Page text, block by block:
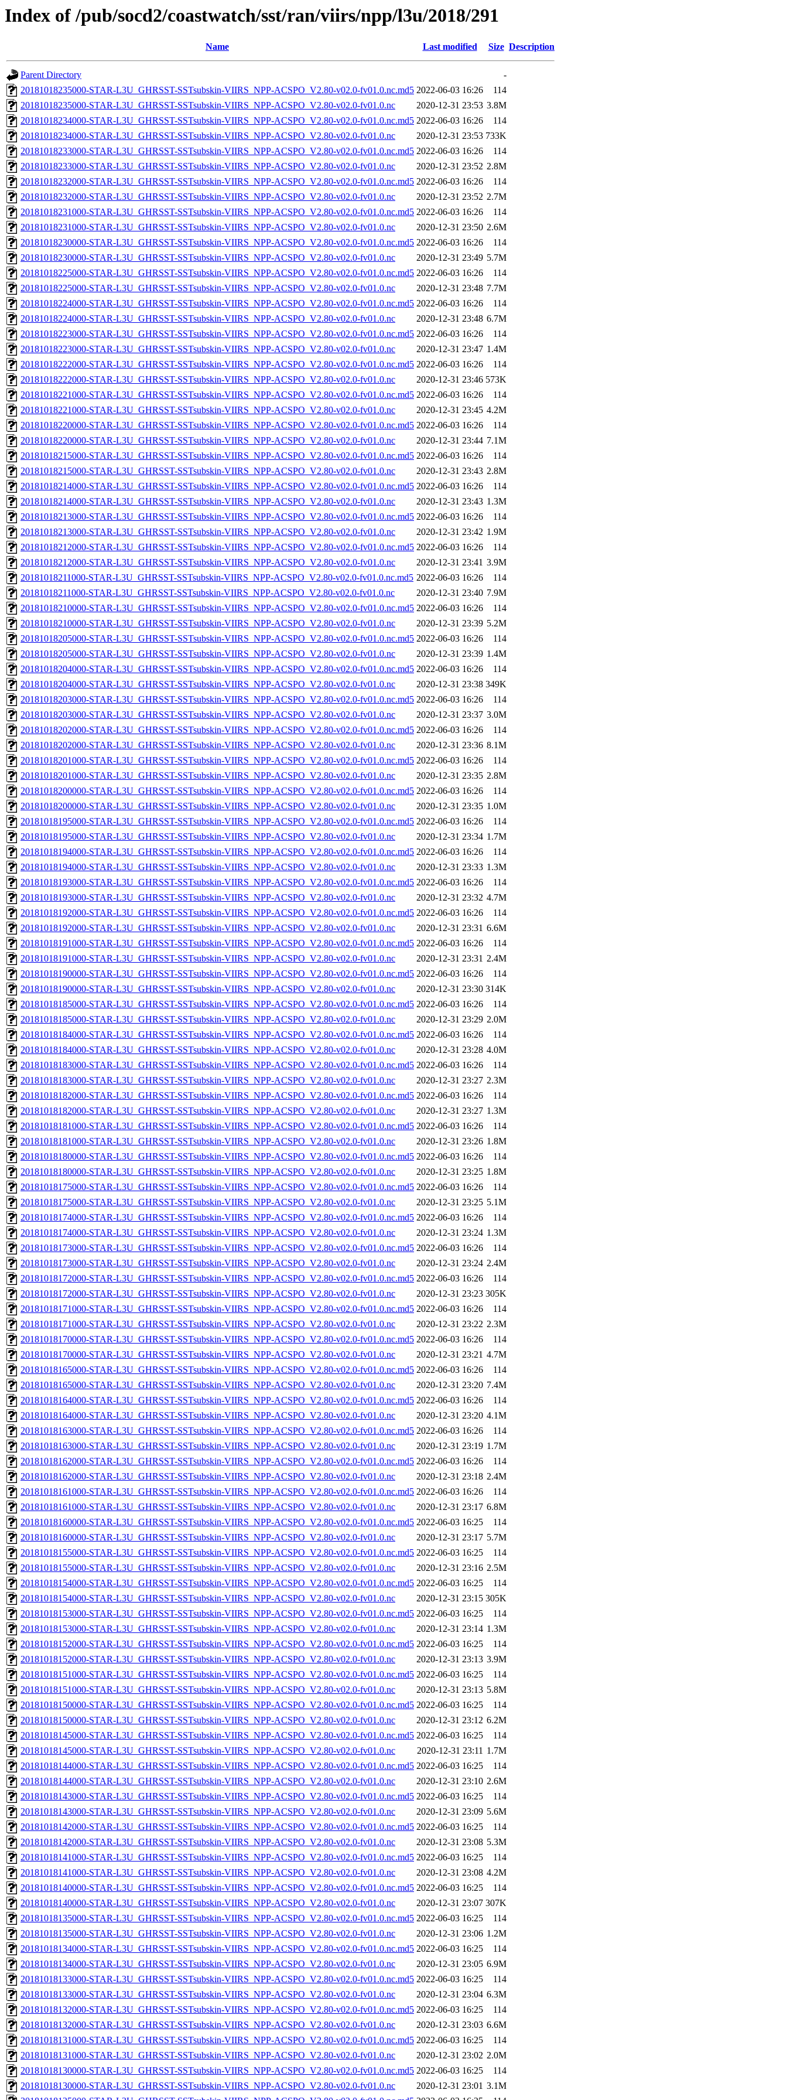
Index of /pub/socd2/coastwatch/sst/ran/viirs/npp/l3u/2018/291
Name Last modified Size Description
Parent Directory
-
20181018235000-STAR-L3U_GHRSST-SSTsubskin-VIIRS_NPP-ACSPO_V2.80-v02.0-fv01.0.nc.md5 2022-06-03 16:26
114
20181018235000-STAR-L3U_GHRSST-SSTsubskin-VIIRS_NPP-ACSPO_V2.80-v02.0-fv01.0.nc
2020-12-31 23:53 3.8M
20181018234000-STAR-L3U_GHRSST-SSTsubskin-VIIRS_NPP-ACSPO_V2.80-v02.0-fv01.0.nc.md5 2022-06-03 16:26
114
20181018234000-STAR-L3U_GHRSST-SSTsubskin-VIIRS_NPP-ACSPO_V2.80-v02.0-fv01.0.nc
2020-12-31 23:53 733K
20181018233000-STAR-L3U_GHRSST-SSTsubskin-VIIRS_NPP-ACSPO_V2.80-v02.0-fv01.0.nc.md5 2022-06-03 16:26
114
20181018233000-STAR-L3U_GHRSST-SSTsubskin-VIIRS_NPP-ACSPO_V2.80-v02.0-fv01.0.nc
2020-12-31 23:52 2.8M
20181018232000-STAR-L3U_GHRSST-SSTsubskin-VIIRS_NPP-ACSPO_V2.80-v02.0-fv01.0.nc.md5 2022-06-03 16:26
114
20181018232000-STAR-L3U_GHRSST-SSTsubskin-VIIRS_NPP-ACSPO_V2.80-v02.0-fv01.0.nc
2020-12-31 23:52 2.7M
20181018231000-STAR-L3U_GHRSST-SSTsubskin-VIIRS_NPP-ACSPO_V2.80-v02.0-fv01.0.nc.md5 2022-06-03 16:26
114
20181018231000-STAR-L3U_GHRSST-SSTsubskin-VIIRS_NPP-ACSPO_V2.80-v02.0-fv01.0.nc
2020-12-31 23:50 2.6M
20181018230000-STAR-L3U_GHRSST-SSTsubskin-VIIRS_NPP-ACSPO_V2.80-v02.0-fv01.0.nc.md5 2022-06-03 16:26
114
20181018230000-STAR-L3U_GHRSST-SSTsubskin-VIIRS_NPP-ACSPO_V2.80-v02.0-fv01.0.nc
2020-12-31 23:49 5.7M
20181018225000-STAR-L3U_GHRSST-SSTsubskin-VIIRS_NPP-ACSPO_V2.80-v02.0-fv01.0.nc.md5 2022-06-03 16:26
114
20181018225000-STAR-L3U_GHRSST-SSTsubskin-VIIRS_NPP-ACSPO_V2.80-v02.0-fv01.0.nc
2020-12-31 23:48 7.7M
20181018224000-STAR-L3U_GHRSST-SSTsubskin-VIIRS_NPP-ACSPO_V2.80-v02.0-fv01.0.nc.md5 2022-06-03 16:26
114
20181018224000-STAR-L3U_GHRSST-SSTsubskin-VIIRS_NPP-ACSPO_V2.80-v02.0-fv01.0.nc
2020-12-31 23:48 6.7M
20181018223000-STAR-L3U_GHRSST-SSTsubskin-VIIRS_NPP-ACSPO_V2.80-v02.0-fv01.0.nc.md5 2022-06-03 16:26
114
20181018223000-STAR-L3U_GHRSST-SSTsubskin-VIIRS_NPP-ACSPO_V2.80-v02.0-fv01.0.nc
2020-12-31 23:47 1.4M
20181018222000-STAR-L3U_GHRSST-SSTsubskin-VIIRS_NPP-ACSPO_V2.80-v02.0-fv01.0.nc.md5 2022-06-03 16:26
114
20181018222000-STAR-L3U_GHRSST-SSTsubskin-VIIRS_NPP-ACSPO_V2.80-v02.0-fv01.0.nc
2020-12-31 23:46 573K
20181018221000-STAR-L3U_GHRSST-SSTsubskin-VIIRS_NPP-ACSPO_V2.80-v02.0-fv01.0.nc.md5 2022-06-03 16:26
114
20181018221000-STAR-L3U_GHRSST-SSTsubskin-VIIRS_NPP-ACSPO_V2.80-v02.0-fv01.0.nc
2020-12-31 23:45 4.2M
20181018220000-STAR-L3U_GHRSST-SSTsubskin-VIIRS_NPP-ACSPO_V2.80-v02.0-fv01.0.nc.md5 2022-06-03 16:26
114
20181018220000-STAR-L3U_GHRSST-SSTsubskin-VIIRS_NPP-ACSPO_V2.80-v02.0-fv01.0.nc
2020-12-31 23:44 7.1M
20181018215000-STAR-L3U_GHRSST-SSTsubskin-VIIRS_NPP-ACSPO_V2.80-v02.0-fv01.0.nc.md5 2022-06-03 16:26
114
20181018215000-STAR-L3U_GHRSST-SSTsubskin-VIIRS_NPP-ACSPO_V2.80-v02.0-fv01.0.nc
2020-12-31 23:43 2.8M
20181018214000-STAR-L3U_GHRSST-SSTsubskin-VIIRS_NPP-ACSPO_V2.80-v02.0-fv01.0.nc.md5 2022-06-03 16:26
114
20181018214000-STAR-L3U_GHRSST-SSTsubskin-VIIRS_NPP-ACSPO_V2.80-v02.0-fv01.0.nc
2020-12-31 23:43 1.3M
20181018213000-STAR-L3U_GHRSST-SSTsubskin-VIIRS_NPP-ACSPO_V2.80-v02.0-fv01.0.nc.md5 2022-06-03 16:26
114
20181018213000-STAR-L3U_GHRSST-SSTsubskin-VIIRS_NPP-ACSPO_V2.80-v02.0-fv01.0.nc
2020-12-31 23:42 1.9M
20181018212000-STAR-L3U_GHRSST-SSTsubskin-VIIRS_NPP-ACSPO_V2.80-v02.0-fv01.0.nc.md5 2022-06-03 16:26
114
20181018212000-STAR-L3U_GHRSST-SSTsubskin-VIIRS_NPP-ACSPO_V2.80-v02.0-fv01.0.nc
2020-12-31 23:41 3.9M
20181018211000-STAR-L3U_GHRSST-SSTsubskin-VIIRS_NPP-ACSPO_V2.80-v02.0-fv01.0.nc.md5 2022-06-03 16:26
114
20181018211000-STAR-L3U_GHRSST-SSTsubskin-VIIRS_NPP-ACSPO_V2.80-v02.0-fv01.0.nc
2020-12-31 23:40 7.9M
20181018210000-STAR-L3U_GHRSST-SSTsubskin-VIIRS_NPP-ACSPO_V2.80-v02.0-fv01.0.nc.md5 2022-06-03 16:26
114
20181018210000-STAR-L3U_GHRSST-SSTsubskin-VIIRS_NPP-ACSPO_V2.80-v02.0-fv01.0.nc
2020-12-31 23:39 5.2M
20181018205000-STAR-L3U_GHRSST-SSTsubskin-VIIRS_NPP-ACSPO_V2.80-v02.0-fv01.0.nc.md5 2022-06-03 16:26
114
20181018205000-STAR-L3U_GHRSST-SSTsubskin-VIIRS_NPP-ACSPO_V2.80-v02.0-fv01.0.nc
2020-12-31 23:39 1.4M
20181018204000-STAR-L3U_GHRSST-SSTsubskin-VIIRS_NPP-ACSPO_V2.80-v02.0-fv01.0.nc.md5 2022-06-03 16:26
114
20181018204000-STAR-L3U_GHRSST-SSTsubskin-VIIRS_NPP-ACSPO_V2.80-v02.0-fv01.0.nc
2020-12-31 23:38 349K
20181018203000-STAR-L3U_GHRSST-SSTsubskin-VIIRS_NPP-ACSPO_V2.80-v02.0-fv01.0.nc.md5 2022-06-03 16:26
114
20181018203000-STAR-L3U_GHRSST-SSTsubskin-VIIRS_NPP-ACSPO_V2.80-v02.0-fv01.0.nc
2020-12-31 23:37 3.0M
20181018202000-STAR-L3U_GHRSST-SSTsubskin-VIIRS_NPP-ACSPO_V2.80-v02.0-fv01.0.nc.md5 2022-06-03 16:26
114
20181018202000-STAR-L3U_GHRSST-SSTsubskin-VIIRS_NPP-ACSPO_V2.80-v02.0-fv01.0.nc
2020-12-31 23:36 8.1M
20181018201000-STAR-L3U_GHRSST-SSTsubskin-VIIRS_NPP-ACSPO_V2.80-v02.0-fv01.0.nc.md5 2022-06-03 16:26
114
20181018201000-STAR-L3U_GHRSST-SSTsubskin-VIIRS_NPP-ACSPO_V2.80-v02.0-fv01.0.nc
2020-12-31 23:35 2.8M
20181018200000-STAR-L3U_GHRSST-SSTsubskin-VIIRS_NPP-ACSPO_V2.80-v02.0-fv01.0.nc.md5 2022-06-03 16:26
114
20181018200000-STAR-L3U_GHRSST-SSTsubskin-VIIRS_NPP-ACSPO_V2.80-v02.0-fv01.0.nc
2020-12-31 23:35 1.0M
20181018195000-STAR-L3U_GHRSST-SSTsubskin-VIIRS_NPP-ACSPO_V2.80-v02.0-fv01.0.nc.md5 2022-06-03 16:26
114
20181018195000-STAR-L3U_GHRSST-SSTsubskin-VIIRS_NPP-ACSPO_V2.80-v02.0-fv01.0.nc
2020-12-31 23:34 1.7M
20181018194000-STAR-L3U_GHRSST-SSTsubskin-VIIRS_NPP-ACSPO_V2.80-v02.0-fv01.0.nc.md5 2022-06-03 16:26
114
20181018194000-STAR-L3U_GHRSST-SSTsubskin-VIIRS_NPP-ACSPO_V2.80-v02.0-fv01.0.nc
2020-12-31 23:33 1.3M
20181018193000-STAR-L3U_GHRSST-SSTsubskin-VIIRS_NPP-ACSPO_V2.80-v02.0-fv01.0.nc.md5 2022-06-03 16:26
114
20181018193000-STAR-L3U_GHRSST-SSTsubskin-VIIRS_NPP-ACSPO_V2.80-v02.0-fv01.0.nc
2020-12-31 23:32 4.7M
20181018192000-STAR-L3U_GHRSST-SSTsubskin-VIIRS_NPP-ACSPO_V2.80-v02.0-fv01.0.nc.md5 2022-06-03 16:26
114
20181018192000-STAR-L3U_GHRSST-SSTsubskin-VIIRS_NPP-ACSPO_V2.80-v02.0-fv01.0.nc
2020-12-31 23:31 6.6M
20181018191000-STAR-L3U_GHRSST-SSTsubskin-VIIRS_NPP-ACSPO_V2.80-v02.0-fv01.0.nc.md5 2022-06-03 16:26
114
20181018191000-STAR-L3U_GHRSST-SSTsubskin-VIIRS_NPP-ACSPO_V2.80-v02.0-fv01.0.nc
2020-12-31 23:31 2.4M
20181018190000-STAR-L3U_GHRSST-SSTsubskin-VIIRS_NPP-ACSPO_V2.80-v02.0-fv01.0.nc.md5 2022-06-03 16:26
114
20181018190000-STAR-L3U_GHRSST-SSTsubskin-VIIRS_NPP-ACSPO_V2.80-v02.0-fv01.0.nc
2020-12-31 23:30 314K
20181018185000-STAR-L3U_GHRSST-SSTsubskin-VIIRS_NPP-ACSPO_V2.80-v02.0-fv01.0.nc.md5 2022-06-03 16:26
114
20181018185000-STAR-L3U_GHRSST-SSTsubskin-VIIRS_NPP-ACSPO_V2.80-v02.0-fv01.0.nc
2020-12-31 23:29 2.0M
20181018184000-STAR-L3U_GHRSST-SSTsubskin-VIIRS_NPP-ACSPO_V2.80-v02.0-fv01.0.nc.md5 2022-06-03 16:26
114
20181018184000-STAR-L3U_GHRSST-SSTsubskin-VIIRS_NPP-ACSPO_V2.80-v02.0-fv01.0.nc
2020-12-31 23:28 4.0M
20181018183000-STAR-L3U_GHRSST-SSTsubskin-VIIRS_NPP-ACSPO_V2.80-v02.0-fv01.0.nc.md5 2022-06-03 16:26
114
20181018183000-STAR-L3U_GHRSST-SSTsubskin-VIIRS_NPP-ACSPO_V2.80-v02.0-fv01.0.nc
2020-12-31 23:27 2.3M
20181018182000-STAR-L3U_GHRSST-SSTsubskin-VIIRS_NPP-ACSPO_V2.80-v02.0-fv01.0.nc.md5 2022-06-03 16:26
114
20181018182000-STAR-L3U_GHRSST-SSTsubskin-VIIRS_NPP-ACSPO_V2.80-v02.0-fv01.0.nc
2020-12-31 23:27 1.3M
20181018181000-STAR-L3U_GHRSST-SSTsubskin-VIIRS_NPP-ACSPO_V2.80-v02.0-fv01.0.nc.md5 2022-06-03 16:26
114
20181018181000-STAR-L3U_GHRSST-SSTsubskin-VIIRS_NPP-ACSPO_V2.80-v02.0-fv01.0.nc
2020-12-31 23:26 1.8M
20181018180000-STAR-L3U_GHRSST-SSTsubskin-VIIRS_NPP-ACSPO_V2.80-v02.0-fv01.0.nc.md5 2022-06-03 16:26
114
20181018180000-STAR-L3U_GHRSST-SSTsubskin-VIIRS_NPP-ACSPO_V2.80-v02.0-fv01.0.nc
2020-12-31 23:25 1.8M
20181018175000-STAR-L3U_GHRSST-SSTsubskin-VIIRS_NPP-ACSPO_V2.80-v02.0-fv01.0.nc.md5 2022-06-03 16:26
114
20181018175000-STAR-L3U_GHRSST-SSTsubskin-VIIRS_NPP-ACSPO_V2.80-v02.0-fv01.0.nc
2020-12-31 23:25 5.1M
20181018174000-STAR-L3U_GHRSST-SSTsubskin-VIIRS_NPP-ACSPO_V2.80-v02.0-fv01.0.nc.md5 2022-06-03 16:26
114
20181018174000-STAR-L3U_GHRSST-SSTsubskin-VIIRS_NPP-ACSPO_V2.80-v02.0-fv01.0.nc
2020-12-31 23:24 1.3M
20181018173000-STAR-L3U_GHRSST-SSTsubskin-VIIRS_NPP-ACSPO_V2.80-v02.0-fv01.0.nc.md5 2022-06-03 16:26
114
20181018173000-STAR-L3U_GHRSST-SSTsubskin-VIIRS_NPP-ACSPO_V2.80-v02.0-fv01.0.nc
2020-12-31 23:24 2.4M
20181018172000-STAR-L3U_GHRSST-SSTsubskin-VIIRS_NPP-ACSPO_V2.80-v02.0-fv01.0.nc.md5 2022-06-03 16:26
114
20181018172000-STAR-L3U_GHRSST-SSTsubskin-VIIRS_NPP-ACSPO_V2.80-v02.0-fv01.0.nc
2020-12-31 23:23 305K
20181018171000-STAR-L3U_GHRSST-SSTsubskin-VIIRS_NPP-ACSPO_V2.80-v02.0-fv01.0.nc.md5 2022-06-03 16:26
114
20181018171000-STAR-L3U_GHRSST-SSTsubskin-VIIRS_NPP-ACSPO_V2.80-v02.0-fv01.0.nc
2020-12-31 23:22 2.3M
20181018170000-STAR-L3U_GHRSST-SSTsubskin-VIIRS_NPP-ACSPO_V2.80-v02.0-fv01.0.nc.md5 2022-06-03 16:26
114
20181018170000-STAR-L3U_GHRSST-SSTsubskin-VIIRS_NPP-ACSPO_V2.80-v02.0-fv01.0.nc
2020-12-31 23:21 4.7M
20181018165000-STAR-L3U_GHRSST-SSTsubskin-VIIRS_NPP-ACSPO_V2.80-v02.0-fv01.0.nc.md5 2022-06-03 16:26
114
20181018165000-STAR-L3U_GHRSST-SSTsubskin-VIIRS_NPP-ACSPO_V2.80-v02.0-fv01.0.nc
2020-12-31 23:20 7.4M
20181018164000-STAR-L3U_GHRSST-SSTsubskin-VIIRS_NPP-ACSPO_V2.80-v02.0-fv01.0.nc.md5 2022-06-03 16:26
114
20181018164000-STAR-L3U_GHRSST-SSTsubskin-VIIRS_NPP-ACSPO_V2.80-v02.0-fv01.0.nc
2020-12-31 23:20 4.1M
20181018163000-STAR-L3U_GHRSST-SSTsubskin-VIIRS_NPP-ACSPO_V2.80-v02.0-fv01.0.nc.md5 2022-06-03 16:26
114
20181018163000-STAR-L3U_GHRSST-SSTsubskin-VIIRS_NPP-ACSPO_V2.80-v02.0-fv01.0.nc
2020-12-31 23:19 1.7M
20181018162000-STAR-L3U_GHRSST-SSTsubskin-VIIRS_NPP-ACSPO_V2.80-v02.0-fv01.0.nc.md5 2022-06-03 16:26
114
20181018162000-STAR-L3U_GHRSST-SSTsubskin-VIIRS_NPP-ACSPO_V2.80-v02.0-fv01.0.nc
2020-12-31 23:18 2.4M
20181018161000-STAR-L3U_GHRSST-SSTsubskin-VIIRS_NPP-ACSPO_V2.80-v02.0-fv01.0.nc.md5 2022-06-03 16:26
114
20181018161000-STAR-L3U_GHRSST-SSTsubskin-VIIRS_NPP-ACSPO_V2.80-v02.0-fv01.0.nc
2020-12-31 23:17 6.8M
20181018160000-STAR-L3U_GHRSST-SSTsubskin-VIIRS_NPP-ACSPO_V2.80-v02.0-fv01.0.nc.md5 2022-06-03 16:25
114
20181018160000-STAR-L3U_GHRSST-SSTsubskin-VIIRS_NPP-ACSPO_V2.80-v02.0-fv01.0.nc
2020-12-31 23:17 5.7M
20181018155000-STAR-L3U_GHRSST-SSTsubskin-VIIRS_NPP-ACSPO_V2.80-v02.0-fv01.0.nc.md5 2022-06-03 16:25
114
20181018155000-STAR-L3U_GHRSST-SSTsubskin-VIIRS_NPP-ACSPO_V2.80-v02.0-fv01.0.nc
2020-12-31 23:16 2.5M
20181018154000-STAR-L3U_GHRSST-SSTsubskin-VIIRS_NPP-ACSPO_V2.80-v02.0-fv01.0.nc.md5 2022-06-03 16:25
114
20181018154000-STAR-L3U_GHRSST-SSTsubskin-VIIRS_NPP-ACSPO_V2.80-v02.0-fv01.0.nc
2020-12-31 23:15 305K
20181018153000-STAR-L3U_GHRSST-SSTsubskin-VIIRS_NPP-ACSPO_V2.80-v02.0-fv01.0.nc.md5 2022-06-03 16:25
114
20181018153000-STAR-L3U_GHRSST-SSTsubskin-VIIRS_NPP-ACSPO_V2.80-v02.0-fv01.0.nc
2020-12-31 23:14 1.3M
20181018152000-STAR-L3U_GHRSST-SSTsubskin-VIIRS_NPP-ACSPO_V2.80-v02.0-fv01.0.nc.md5 2022-06-03 16:25
114
20181018152000-STAR-L3U_GHRSST-SSTsubskin-VIIRS_NPP-ACSPO_V2.80-v02.0-fv01.0.nc
2020-12-31 23:13 3.9M
20181018151000-STAR-L3U_GHRSST-SSTsubskin-VIIRS_NPP-ACSPO_V2.80-v02.0-fv01.0.nc.md5 2022-06-03 16:25
114
20181018151000-STAR-L3U_GHRSST-SSTsubskin-VIIRS_NPP-ACSPO_V2.80-v02.0-fv01.0.nc
2020-12-31 23:13 5.8M
20181018150000-STAR-L3U_GHRSST-SSTsubskin-VIIRS_NPP-ACSPO_V2.80-v02.0-fv01.0.nc.md5 2022-06-03 16:25
114
20181018150000-STAR-L3U_GHRSST-SSTsubskin-VIIRS_NPP-ACSPO_V2.80-v02.0-fv01.0.nc
2020-12-31 23:12 6.2M
20181018145000-STAR-L3U_GHRSST-SSTsubskin-VIIRS_NPP-ACSPO_V2.80-v02.0-fv01.0.nc.md5 2022-06-03 16:25
114
20181018145000-STAR-L3U_GHRSST-SSTsubskin-VIIRS_NPP-ACSPO_V2.80-v02.0-fv01.0.nc
2020-12-31 23:11 1.7M
20181018144000-STAR-L3U_GHRSST-SSTsubskin-VIIRS_NPP-ACSPO_V2.80-v02.0-fv01.0.nc.md5 2022-06-03 16:25
114
20181018144000-STAR-L3U_GHRSST-SSTsubskin-VIIRS_NPP-ACSPO_V2.80-v02.0-fv01.0.nc
2020-12-31 23:10 2.6M
20181018143000-STAR-L3U_GHRSST-SSTsubskin-VIIRS_NPP-ACSPO_V2.80-v02.0-fv01.0.nc.md5 2022-06-03 16:25
114
20181018143000-STAR-L3U_GHRSST-SSTsubskin-VIIRS_NPP-ACSPO_V2.80-v02.0-fv01.0.nc
2020-12-31 23:09 5.6M
20181018142000-STAR-L3U_GHRSST-SSTsubskin-VIIRS_NPP-ACSPO_V2.80-v02.0-fv01.0.nc.md5 2022-06-03 16:25
114
20181018142000-STAR-L3U_GHRSST-SSTsubskin-VIIRS_NPP-ACSPO_V2.80-v02.0-fv01.0.nc
2020-12-31 23:08 5.3M
20181018141000-STAR-L3U_GHRSST-SSTsubskin-VIIRS_NPP-ACSPO_V2.80-v02.0-fv01.0.nc.md5 2022-06-03 16:25
114
20181018141000-STAR-L3U_GHRSST-SSTsubskin-VIIRS_NPP-ACSPO_V2.80-v02.0-fv01.0.nc
2020-12-31 23:08 4.2M
20181018140000-STAR-L3U_GHRSST-SSTsubskin-VIIRS_NPP-ACSPO_V2.80-v02.0-fv01.0.nc.md5 2022-06-03 16:25
114
20181018140000-STAR-L3U_GHRSST-SSTsubskin-VIIRS_NPP-ACSPO_V2.80-v02.0-fv01.0.nc
2020-12-31 23:07 307K
20181018135000-STAR-L3U_GHRSST-SSTsubskin-VIIRS_NPP-ACSPO_V2.80-v02.0-fv01.0.nc.md5 2022-06-03 16:25
114
20181018135000-STAR-L3U_GHRSST-SSTsubskin-VIIRS_NPP-ACSPO_V2.80-v02.0-fv01.0.nc
2020-12-31 23:06 1.2M
20181018134000-STAR-L3U_GHRSST-SSTsubskin-VIIRS_NPP-ACSPO_V2.80-v02.0-fv01.0.nc.md5 2022-06-03 16:25
114
20181018134000-STAR-L3U_GHRSST-SSTsubskin-VIIRS_NPP-ACSPO_V2.80-v02.0-fv01.0.nc
2020-12-31 23:05 6.9M
20181018133000-STAR-L3U_GHRSST-SSTsubskin-VIIRS_NPP-ACSPO_V2.80-v02.0-fv01.0.nc.md5 2022-06-03 16:25
114
20181018133000-STAR-L3U_GHRSST-SSTsubskin-VIIRS_NPP-ACSPO_V2.80-v02.0-fv01.0.nc
2020-12-31 23:04 6.3M
20181018132000-STAR-L3U_GHRSST-SSTsubskin-VIIRS_NPP-ACSPO_V2.80-v02.0-fv01.0.nc.md5 2022-06-03 16:25
114
20181018132000-STAR-L3U_GHRSST-SSTsubskin-VIIRS_NPP-ACSPO_V2.80-v02.0-fv01.0.nc
2020-12-31 23:03 6.6M
20181018131000-STAR-L3U_GHRSST-SSTsubskin-VIIRS_NPP-ACSPO_V2.80-v02.0-fv01.0.nc.md5 2022-06-03 16:25
114
20181018131000-STAR-L3U_GHRSST-SSTsubskin-VIIRS_NPP-ACSPO_V2.80-v02.0-fv01.0.nc
2020-12-31 23:02 2.0M
20181018130000-STAR-L3U_GHRSST-SSTsubskin-VIIRS_NPP-ACSPO_V2.80-v02.0-fv01.0.nc.md5 2022-06-03 16:25
114
20181018130000-STAR-L3U_GHRSST-SSTsubskin-VIIRS_NPP-ACSPO_V2.80-v02.0-fv01.0.nc
2020-12-31 23:01 3.1M